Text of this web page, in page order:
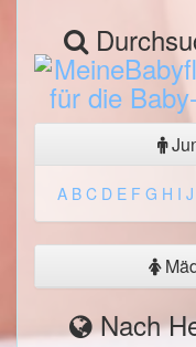
A B C D E F G H I J
Nach